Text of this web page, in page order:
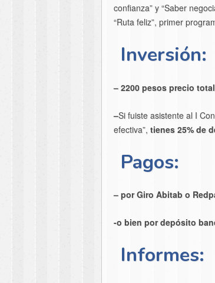
confianza” y “Saber
“Ruta feliz”, primer
Inversión:
– 2200 pesos precio
–Si fuiste asistente al I
efectiva”, tienes 25% de
Pagos:
– por Giro Abitab o
-o bien por depósito
Informes: